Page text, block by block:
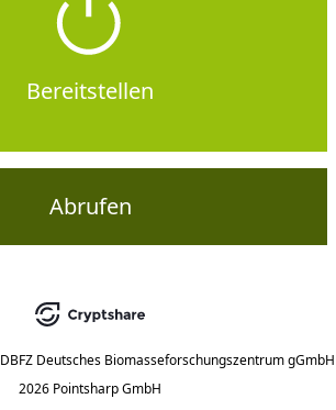
Bereitstellen
Abrufen
DBFZ Deutsches Biomasseforschungszentrum gGmbH
2026 Pointsharp GmbH